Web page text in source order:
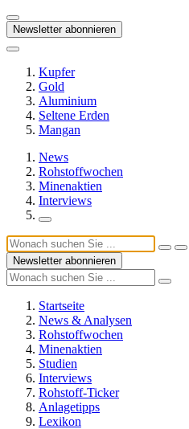
Newsletter abonnieren
Kupfer
Gold
Aluminium
Seltene Erden
Mangan
News
Rohstoffwochen
Minenaktien
Interviews
Newsletter abonnieren
Startseite
News & Analysen
Rohstoffwochen
Minenaktien
Studien
Interviews
Rohstoff-Ticker
Anlagetipps
Lexikon